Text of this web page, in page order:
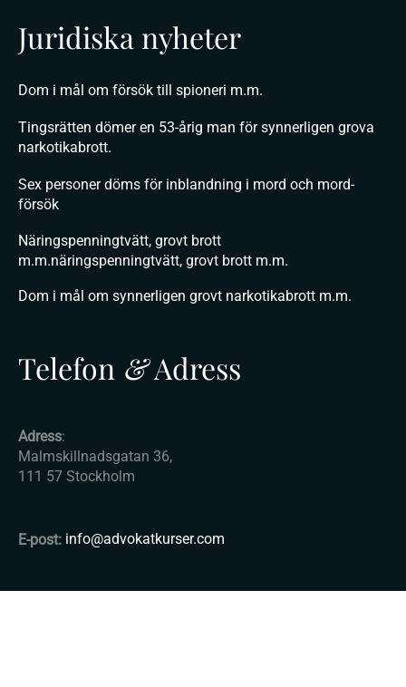
Juridiska nyheter
Dom i mål om försök till spioneri m.m.
Tingsrätten dömer en 53-årig man för synnerligen grova
narkotikabrott.
Sex personer döms för inblandning i mord och mord-
försök
Näringspenningtvätt, grovt brott
m.m.näringspenningtvätt, grovt brott m.m.
Dom i mål om synnerligen grovt narkotikabrott m.m.
Telefon &Adress
Adress:
Malmskillnadsgatan 36,
111 57 Stockholm
E-post: info@advokatkurser.com